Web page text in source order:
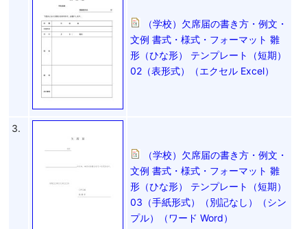
（学校）欠席届の書き方・例文・
文例 書式・様式・フォーマット 雛
形（ひな形） テンプレート（短期）
02（表形式）（エクセル Excel）
3.
（学校）欠席届の書き方・例文・
文例 書式・様式・フォーマット 雛
形（ひな形） テンプレート（短期）
03（手紙形式）（別記なし）（シン
プル）（ワード Word）